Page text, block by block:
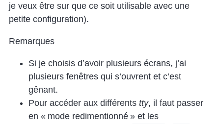
je veux être sur que ce soit utilisable avec une
petite configuration).
Remarques
Si je choisis d’avoir plusieurs écrans, j’ai
plusieurs fenêtres qui s’ouvrent et c’est
gênant.
Pour accéder aux différents tty, il faut passer
en « mode redimentionné » et les